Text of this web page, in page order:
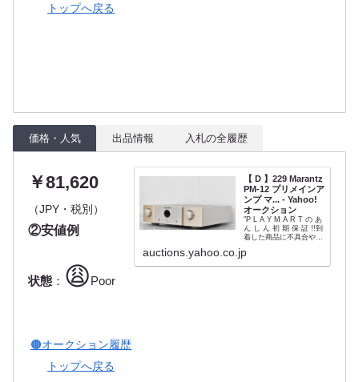
トップへ戻る
価格・人気 出品情報 入札の全履歴
￥81,620
（JPY・税別）
②安値例
状態 ： 😩Poor
🟤オークション履歴
トップへ戻る
【 D 】229 Marantz
PM-12 プリメインア
ンプ マ... - Yahoo!
オークション
"P L A Y M A R T の あ
ん し ん 初 期 保 証 !!到
着した商品に不具合や破
は、商品到着後7日以内
auctions.yahoo.co.jp